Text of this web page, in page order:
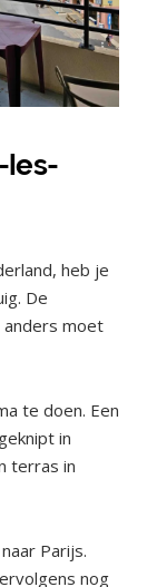
les-
heb je
De
anders moet
te doen. Een
in
terras in
Parijs.
nog